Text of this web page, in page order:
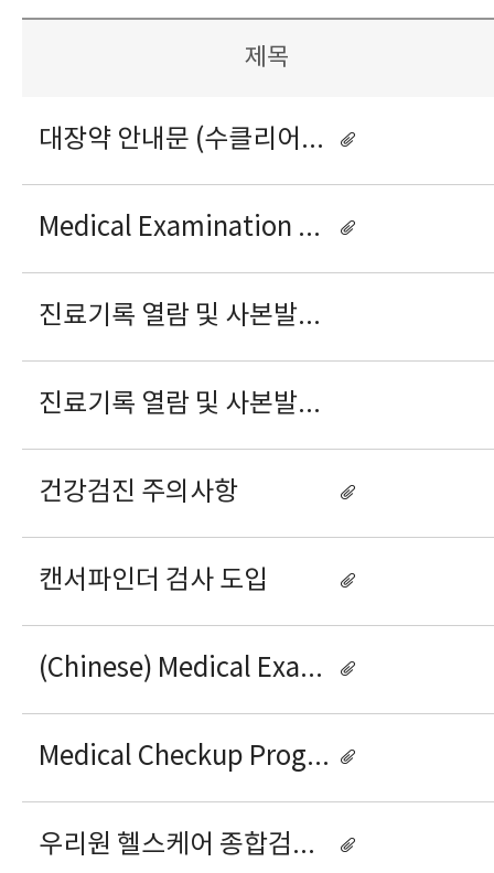
대장약 안내문 (수클리어산)
Medical Examination Programs for Foreigners
진료기록 열람 및 사본발급 동의서
진료기록 열람 및 사본발급 위임장
건강검진 주의사항
캔서파인더 검사 도입
(Chinese) Medical Examination Programs for Foreigners
Medical Checkup Programs for Foreign Individuals
우리원 헬스케어 종합검진 프로그램
제목